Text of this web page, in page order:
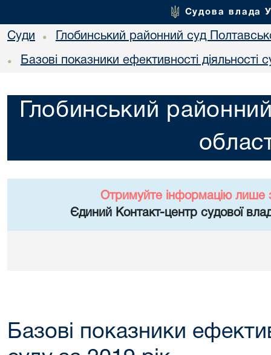
Судова влада
Суди • Глобинський районний суд
• Базові показники ефективності діяльності
Глобинський
Отримуйте інформацію лише
Єдиний Контакт-центр судової
Базові показники